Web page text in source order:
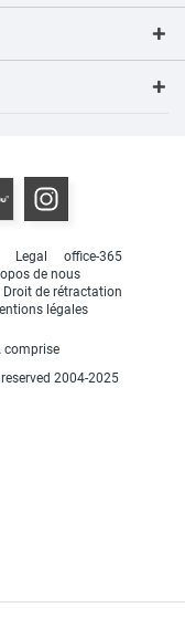
Legal
office-365
de nous
Droit de rétractation
légales
comprise
2004-2025